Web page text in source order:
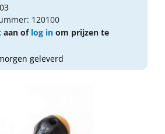
120100
aan of log in om prijzen te
geleverd